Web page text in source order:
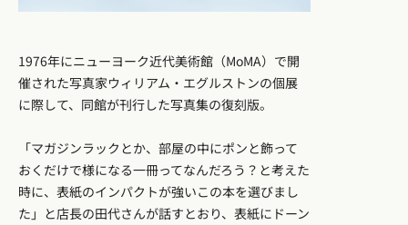
1976年にニューヨーク近代美術館（MoMA）で開
催された写真家ウィリアム・エグルストンの個展
に際して、同館が刊行した写真集の復刻版。
「マガジンラックとか、部屋の中にポンと飾って
おくだけで様になる一冊ってなんだろう？と考えた
時に、表紙のインパクトが強いこの本を選びまし
た」と店長の田代さんが話すとおり、表紙にドーン